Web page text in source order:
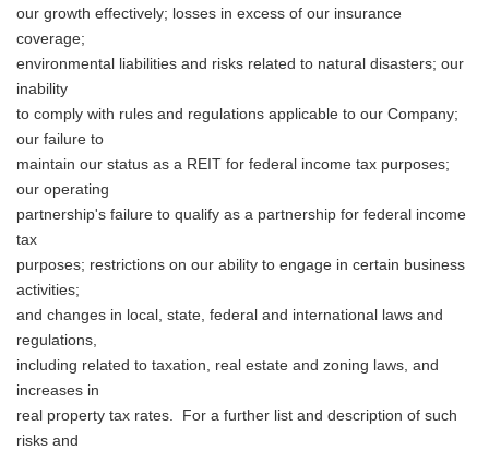
our growth effectively; losses in excess of our insurance
coverage;
environmental liabilities and risks related to natural disasters; our
inability
to comply with rules and regulations applicable to our Company;
our failure to
maintain our status as a REIT for federal income tax purposes;
our operating
partnership's failure to qualify as a partnership for federal income
tax
purposes; restrictions on our ability to engage in certain business
activities;
and changes in local, state, federal and international laws and
regulations,
including related to taxation, real estate and zoning laws, and
increases in
real property tax rates. For a further list and description of such
risks and